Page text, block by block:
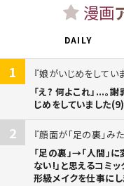
漫画
DAILY
1
娘がいじめをしてい
「え? 何よこれ」...。
じめをしていました
2
顔面が「足の裏」み
「足の裏」→「人間」
ない!」と思えるコミ
形級メイクを仕事に